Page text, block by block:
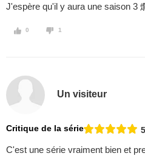
J'espère qu'il y aura une saison 3
0 1
Un visiteur
Critique de la série
C'est une série vraiment bien et